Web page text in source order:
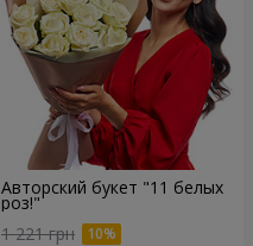
Авторский букет "11 белых
роз!"
1 221 грн